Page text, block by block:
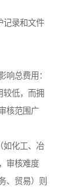
记录和文件
响总费用：
较低，而拥
核范围广
如化工、冶
审核难度
、贸易）则